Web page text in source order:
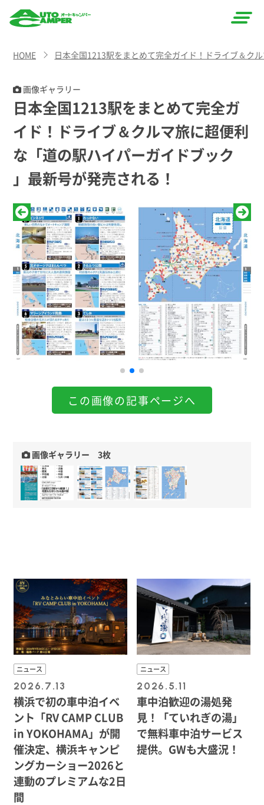
CAMPER
（オート
キャン
パー）
HOME 日本全国1213駅をまとめて完全ガイド！ドライブ＆ク
画像ギャラリー
日本全国1213駅をまとめて完全ガ
イド！ドライブ＆クルマ旅に超便利
な「道の駅ハイパーガイドブック
」最新号が発売される！
この画像の記事ページへ
画像ギャラリー 3枚
ニュース
2026.7.13
横浜で初の車中泊イベ
ント「RV CAMP CLUB
in YOKOHAMA」が開
催決定、横浜キャンピ
ングカーショー2026と
連動のプレミアムな2日
間
ニュース
2026.5.11
車中泊歓迎の湯処発
見！「ていれぎの湯」
で無料車中泊サービス
提供。GWも大盛況！